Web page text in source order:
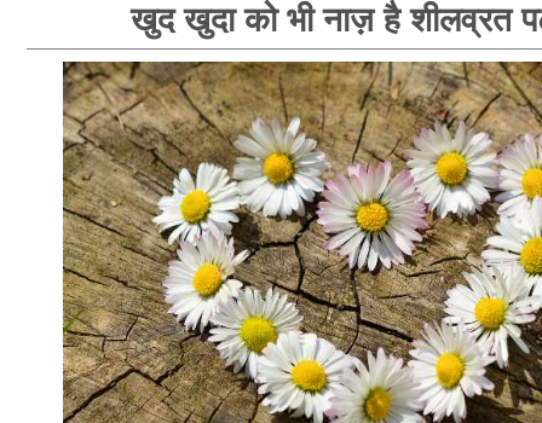
खुद खुदा को भी नाज़ है शीलव्रत